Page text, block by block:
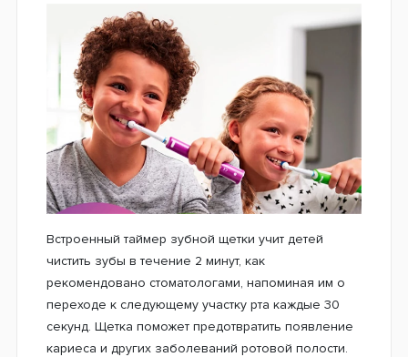
Встроенный таймер зубной щетки учит детей
чистить зубы в течение 2 минут, как
рекомендовано стоматологами, напоминая им о
переходе к следующему участку рта каждые 30
секунд. Щетка поможет предотвратить появление
кариеса и других заболеваний ротовой полости.